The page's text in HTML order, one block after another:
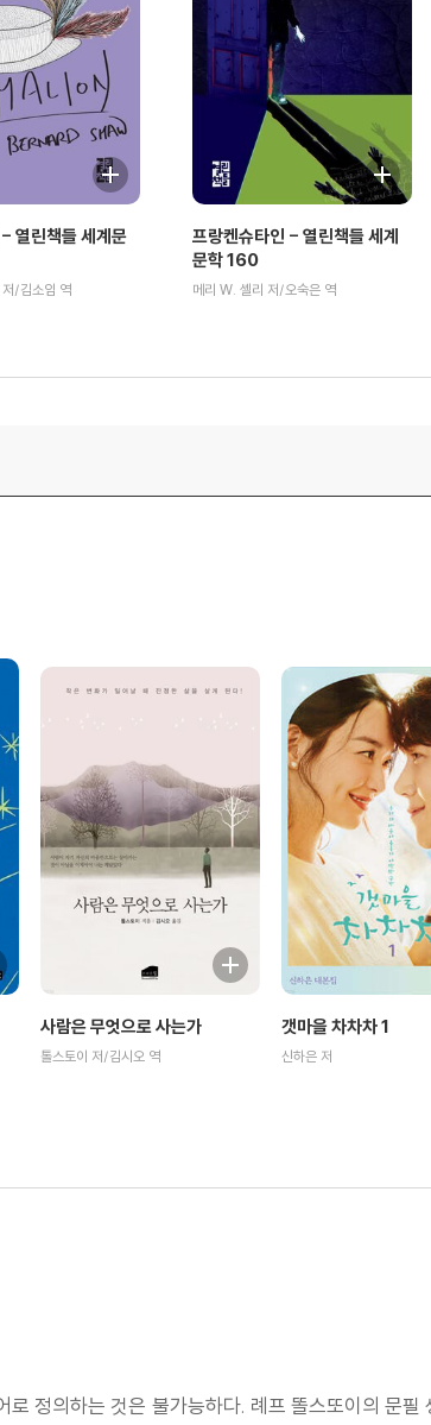
열린책들 세계문
저/김소임 역
프랑켄슈타인 - 열린책들 세계
문학 160
메리 W. 셸리 저/오숙은 역
사람은 무엇으로 사는가
톨스토이 저/김시오 역
갯마을 차차차 1
신하은 저
정의하는 것은 불가능하다. 례프 똘스또이의 문